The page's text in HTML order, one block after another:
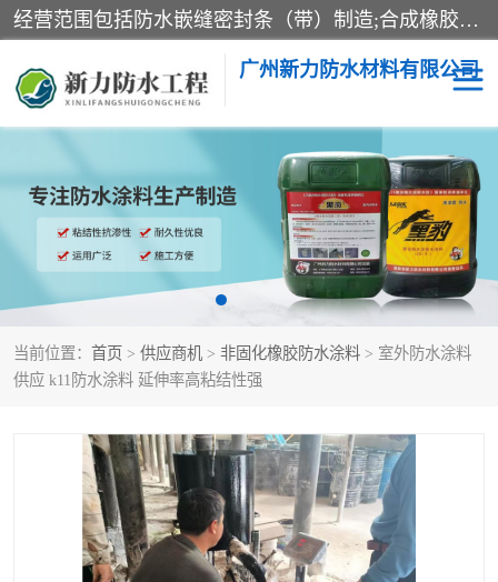
经营范围包括防水嵌缝密封条（带）制造;合成橡胶制造（监控化学品、危险化学品除外）;沥青混合物制造;防水胶粘带制造;其他合成材料制造（监控化学品、危险化学品除外）;涂料制造（监控化学品、危险化学品除外）;建筑结构防水补漏;防水建筑材料制造;粘合剂制造（监控化学品、危险化学品除外）;涂料零售;广州新力防水材料有限公司具有1处分支机构。
广州新力防水材料有限公司
当前位置： 首页 > 供应商机 > 非固化橡胶防水涂料 > 室外防水涂料
供应 k11防水涂料 延伸率高粘结性强
黑豹防水胶 建筑108胶水
乳化沥青防水涂料 自粘卷材
非固化橡胶防水涂料